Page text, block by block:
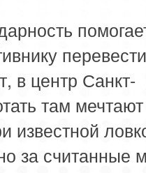
в центр Санкт-
там
известной
за считанные